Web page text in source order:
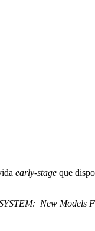
early-stage que
New Models